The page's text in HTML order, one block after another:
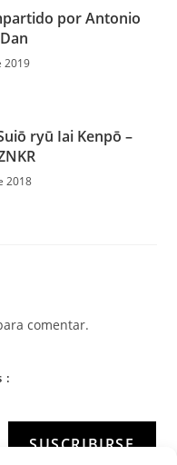
por Antonio
2019
ryū Iai Kenpō –
2018
comentar.
:
SUSCRIBIRSE